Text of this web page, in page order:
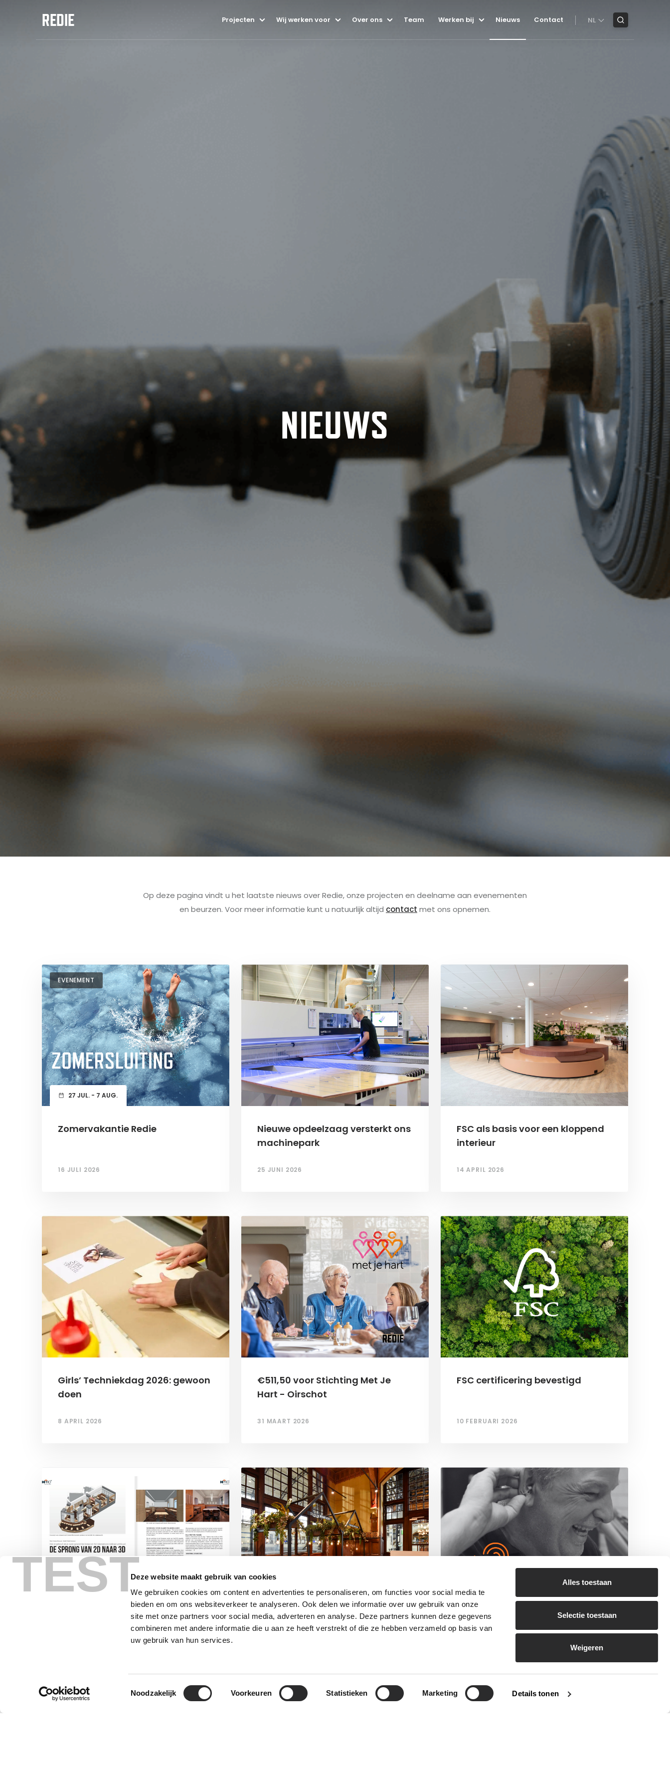
TESTDeze website maakt gebruik van cookies
We gebruiken cookies om content en advertenties te personaliseren, om functies voor social media te
bieden en om ons websiteverkeer te analyseren. Ook delen we informatie over uw gebruik van onze
site met onze partners voor social media, adverteren en analyse. Deze partners kunnen deze gegevens
combineren met andere informatie die u aan ze heeft verstrekt of die ze hebben verzameld op basis van
uw gebruik van hun services.
Toestemmingsselectie
Noodzakelijk Voorkeuren Statistieken Marketing Details tonen
Alles toestaan
Selectie toestaan
Weigeren
REDIE NL
Projecten Wij werken voor Over ons Team Werken bij Nieuws Contact
NIEUWS
Op deze pagina vindt u het laatste nieuws over Redie, onze projecten en deelname aan evenementen
en beurzen. Voor meer informatie kunt u natuurlijk altijd contact met ons opnemen.
EVENEMENT
27 JUL. - 7 AUG.
Zomervakantie Redie
16 JULI 2026
Nieuwe opdeelzaag versterkt ons
machinepark
25 JUNI 2026
FSC als basis voor een kloppend
interieur
14 APRIL 2026
Girls’ Techniekdag 2026: gewoon
doen
8 APRIL 2026
€511,50 voor Stichting Met Je
Hart - Oirschot
31 MAART 2026
FSC certificering bevestigd
10 FEBRUARI 2026
Redie in de spotlight met IronCAD
Stationshuiskamer Haarlem
14 OKTOBER 2025
Veilig gehoor, goed geregeld
8 OKTOBER 2025